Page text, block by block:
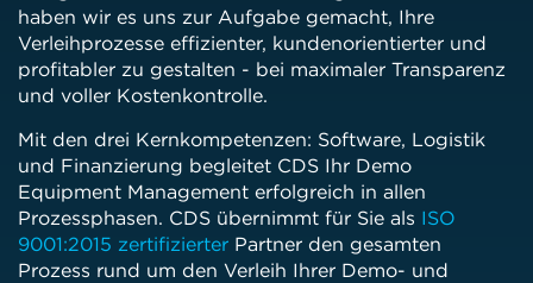
haben wir es uns zur Aufgabe gemacht, Ihre
Verleihprozesse effizienter, kundenorientierter und
profitabler zu gestalten - bei maximaler Transparenz
und voller Kostenkontrolle.
Mit den drei Kernkompetenzen: Software, Logistik
und Finanzierung begleitet CDS Ihr Demo
Equipment Management erfolgreich in allen
Prozessphasen. CDS übernimmt für Sie als ISO
9001:2015 zertifizierter Partner den gesamten
Prozess rund um den Verleih Ihrer Demo- und